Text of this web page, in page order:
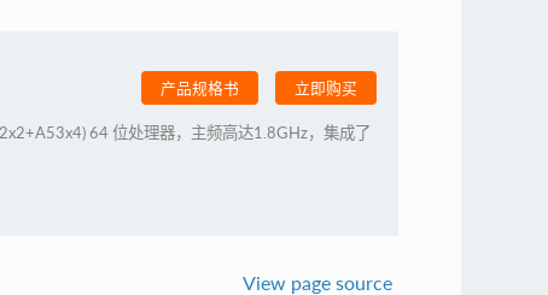
产品规格书 立即购买
64 位处理器，主频高达1.8GHz，集成了
View page source